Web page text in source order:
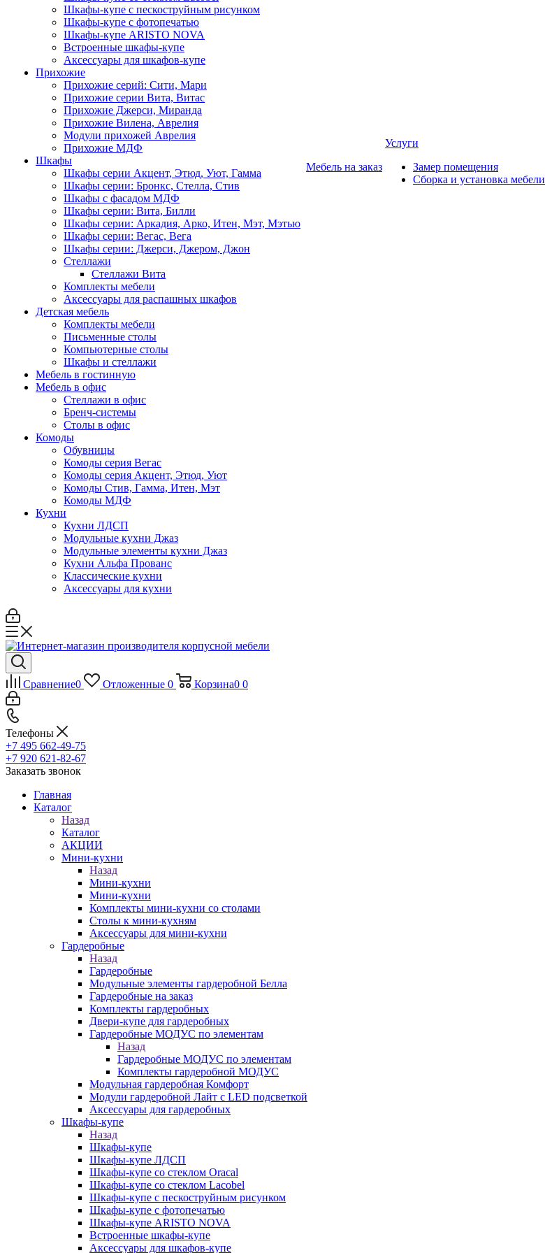
Шкафы-купе с пескоструйным рисунком
Шкафы-купе с фотопечатью
Шкафы-купе ARISTO NOVA
Встроенные шкафы-купе
Аксессуары для шкафов-купе
Прихожие
Прихожие серий: Сити, Мари
Прихожие серии Вита, Витас
Прихожие Джерси, Миранда
Прихожие Вилена, Аврелия
Модули прихожей Аврелия
Прихожие МДФ
Шкафы
Шкафы серии Акцент, Этюд, Уют, Гамма
Шкафы серии: Бронкс, Стелла, Стив
Шкафы с фасадом МДФ
Шкафы серии: Вита, Билли
Шкафы серии: Аркадия, Арко, Итен, Мэт, Мэтью
Шкафы серии: Вегас, Вега
Шкафы серии: Джерси, Джером, Джон
Стеллажи
Стеллажи Вита
Комплекты мебели
Аксессуары для распашных шкафов
Детская мебель
Комплекты мебели
Письменные столы
Компьютерные столы
Шкафы и стеллажи
Мебель в гостинную
Мебель в офис
Стеллажи в офис
Бренч-системы
Столы в офис
Комоды
Обувницы
Комоды серия Вегас
Комоды серия Акцент, Этюд, Уют
Комоды Стив, Гамма, Итен, Мэт
Комоды МДФ
Кухни
Кухни ЛДСП
Модульные кухни Джаз
Модульные элементы кухни Джаз
Кухни Альфа Прованс
Классические кухни
Аксессуары для кухни
Мебель на заказ
Услуги
Замер помещения
Сборка и установка мебели
Сравнение0 Отложенные 0 Корзина0 0
Телефоны
+7 495 662-49-75
+7 920 621-82-67
Заказать звонок
Главная
Каталог
Назад
Каталог
АКЦИИ
Мини-кухни
Назад
Мини-кухни
Мини-кухни
Комплекты мини-кухни со столами
Столы к мини-кухням
Аксессуары для мини-кухни
Гардеробные
Назад
Гардеробные
Модульные элементы гардеробной Белла
Гардеробные на заказ
Комплекты гардеробных
Двери-купе для гардеробных
Гардеробные МОДУС по элементам
Назад
Гардеробные МОДУС по элементам
Комплекты гардеробной МОДУС
Модульная гардеробная Комфорт
Модули гардеробной Лайт с LED подсветкой
Аксессуары для гардеробных
Шкафы-купе
Назад
Шкафы-купе
Шкафы-купе ЛДСП
Шкафы-купе со стеклом Oracal
Шкафы-купе со стеклом Lacobel
Шкафы-купе с пескоструйным рисунком
Шкафы-купе с фотопечатью
Шкафы-купе ARISTO NOVA
Встроенные шкафы-купе
Аксессуары для шкафов-купе